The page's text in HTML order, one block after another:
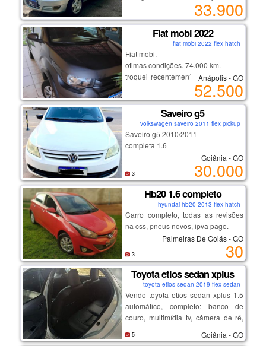
financio
33.900
Fiat mobi 2022
fiat mobi 2022 flex hatch
Fiat mobi.
otimas condições. 74.000 km.
troquei recentemente os pneus e a
correia dentada esta novinha.
segundo dono. carro meu particular
Anápolis - GO
52.500
Saveiro g5
volkswagen saveiro 2011 flex pickup
Saveiro g5 2010/2011
completa 1.6
Goiânia - GO
30.000
3
Hb20 1.6 completo
hyundai hb20 2013 flex hatch
Carro completo, todas as revisões
na css, pneus novos, ipva pago.
Palmeiras De Goiás - GO
30
3
Toyota etios sedan xplus
toyota etios sedan 2019 flex sedan
Vendo toyota etios sedan xplus 1.5
automático, completo: banco de
couro, multimídia tv, câmera de ré,
Goiânia - GO
5